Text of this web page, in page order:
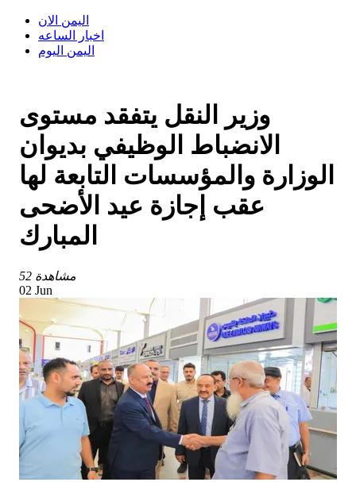
اليمن الان
اخبار الساعه
اليمن اليوم
وزير النقل يتفقد مستوى
الانضباط الوظيفي بديوان
الوزارة والمؤسسات التابعة لها
عقب إجازة عيد الأضحى
المبارك
52 مشاهدة
02 Jun